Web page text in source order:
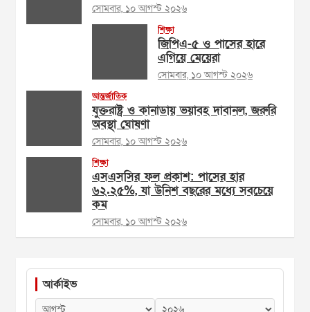
সোমবার, ১০ আগস্ট ২০২৬
শিক্ষা
জিপিএ-৫ ও পাসের হারে
এগিয়ে মেয়েরা
সোমবার, ১০ আগস্ট ২০২৬
আন্তর্জাতিক
যুক্তরাষ্ট্র ও কানাডায় ভয়াবহ দাবানল, জরুরি
অবস্থা ঘোষণা
সোমবার, ১০ আগস্ট ২০২৬
শিক্ষা
এসএসসির ফল প্রকাশ: পাসের হার
৬২.২৫%, যা উনিশ বছরের মধ্যে সবচেয়ে
কম
সোমবার, ১০ আগস্ট ২০২৬
আর্কাইভ